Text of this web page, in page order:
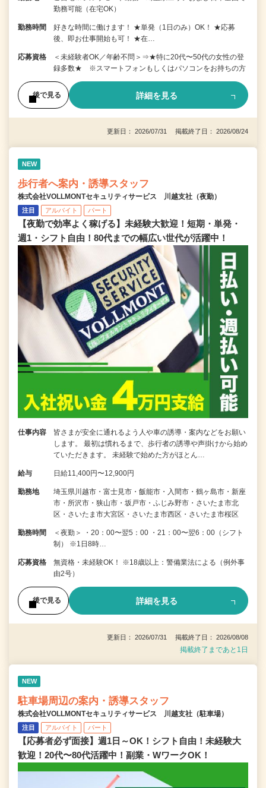
勤務可能（在宅OK）
勤務時間
好きな時間に働けます！ ★単発（1日のみ）OK！ ★応募
後、即お仕事開始も可！ ★在…
応募資格
＜未経験者OK／年齢不問＞⇒★特に20代〜50代の女性の登
録多数★ ※スマートフォンもしくはパソコンをお持ちの方
後で見る 詳細を見る
更新日： 2026/07/31 掲載終了日： 2026/08/24
NEW
歩行者へ案内・誘導スタッフ
株式会社VOLLMONTセキュリティサービス 川越支社（夜勤）
注目 アルバイト パート
【夜勤で効率よく稼げる】未経験大歓迎！短期・単発・
週1・シフト自由！80代までの幅広い世代が活躍中！
仕事内容
皆さまが安全に通れるよう人や車の誘導・案内などをお願い
します。 最初は慣れるまで、歩行者の誘導や声掛けから始め
ていただきます。 未経験で始めた方がほとん…
給与 日給11,400円〜12,900円
勤務地
埼玉県川越市・富士見市・飯能市・入間市・鶴ヶ島市・新座
市・所沢市・狭山市・坂戸市・ふじみ野市・さいたま市北
区・さいたま市大宮区・さいたま市西区・さいたま市桜区
勤務時間
＜夜勤＞ ・20：00〜翌5：00 ・21：00〜翌6：00（シフト
制） ※1日8時…
応募資格
無資格・未経験OK！ ※18歳以上：警備業法による（例外事
由2号）
後で見る 詳細を見る
更新日： 2026/07/31 掲載終了日： 2026/08/08
掲載終了まであと1日
NEW
駐車場周辺の案内・誘導スタッフ
株式会社VOLLMONTセキュリティサービス 川越支社（駐車場）
注目 アルバイト パート
【応募者必ず面接】週1日～OK！シフト自由！未経験大
歓迎！20代〜80代活躍中！副業・WワークOK！